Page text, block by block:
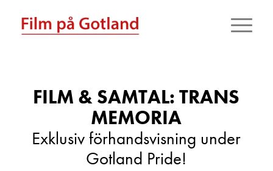
FILM & SAMTAL: TRANS
MEMORIA
Exklusiv förhandsvisning under
Gotland Pride!